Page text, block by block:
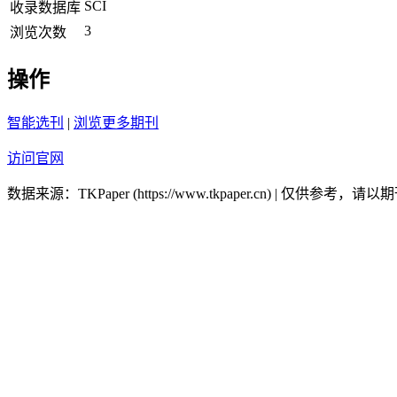
收录数据库 SCI
浏览次数
3
操作
智能选刊 | 浏览更多期刊
访问官网
数据来源：TKPaper (https://www.tkpaper.cn) | 仅供参考，请以